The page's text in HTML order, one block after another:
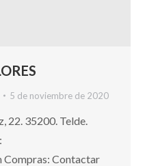
5 de noviembre de 2020
22. 35200. Telde.
Compras: Contactar